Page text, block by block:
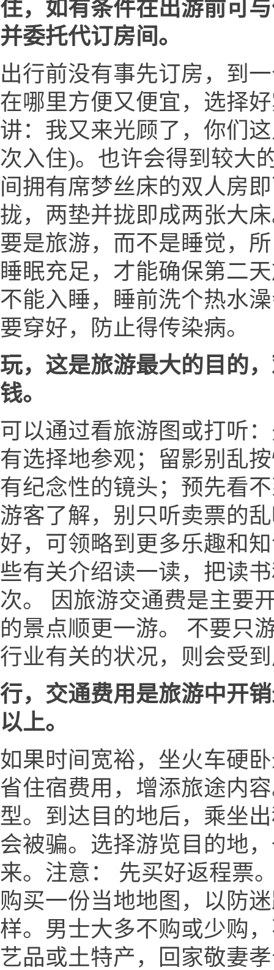
住，如有条件在出游前可
并委托代订房间。
出行前没有事先订房，到
在哪里方便又便宜，选择
讲：我又来光顾了，你们
次入住)。也许会得到较大
间拥有席梦丝床的双人房
拢，两垫并拢即成两张大
要是旅游，而不是睡觉，
睡眠充足，才能确保第二
不能入睡，睡前洗个热水
要穿好，防止得传染病。
玩，这是旅游最大的目的
钱。
可以通过看旅游图或打听
有选择地参观；留影别乱
有纪念性的镜头；预先看
游客了解，别只听卖票的
好，可领略到更多乐趣和
些有关介绍读一读，把读
次。 因旅游交通费是主要
的景点顺更一游。 不要只
行业有关的状况，则会受
行，交通费用是旅游中开
以上。
如果时间宽裕，坐火车硬
省住宿费用，增添旅途内
型。到达目的地后，乘坐
会被骗。选择游览目的地
来。注意： 先买好返程票
购买一份当地地图，以防
样。男士大多不购或少购
艺品或土特产，回家敬妻